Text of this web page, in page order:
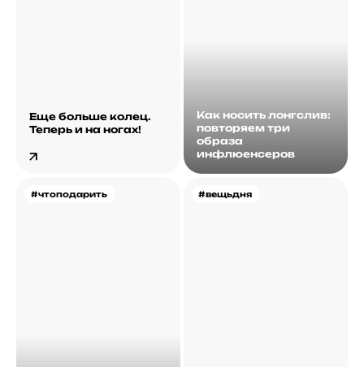
Еще больше колец.
Теперь и на ногах!
Как носить лонгслив:
повторяем три
образа
инфлюенсеров
#чтоподарить #вещьдня